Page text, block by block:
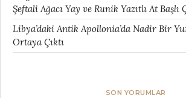
Şeftali Ağacı Yay ve Runik Yazıtlı At Başlı
Libya’daki Antik Apollonia’da Nadir Bir
Ortaya Çıktı
SON YORUMLAR